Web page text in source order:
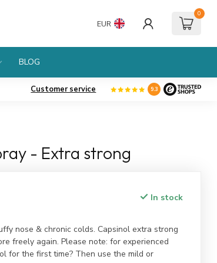
EUR
0
BLOG
Customer service 9.3
- Extra strong
In stock
nose & chronic colds. Capsinol extra strong
freely again. Please note: for experienced
for the first time? Then use the mild or